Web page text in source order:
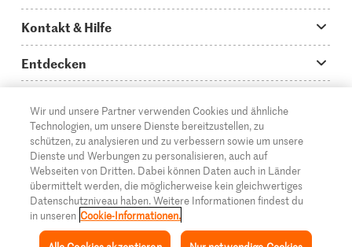
Was koche ich heute?
Hauptgerichte
Schnelle & einfache Rezepte
Apéro & Fingerfood
Backen
Rezepte für Familien & Kinder
Alle Rezeptkategorien
Storys
How to-Videos
Glossar
Migusto Login
Migusto Printmagazin
Wettbewerbe
Kontakt & Hilfe
Infos zum Kochen mit Migusto
Kontakt
Mediadaten Werbetreibende
Impressum
Rechtliche Hinweise
Entdecken
Supermarkt
Migros Online
Über die Migros
Filialen
Cumulus
© 2026 Migros-Genossenschafts-Bund
DE FR IT
Wir und unsere Partner verwenden Cookies und ähnliche
Technologien, um unsere Dienste bereitzustellen, zu
schützen, zu analysieren und zu verbessern sowie um unsere
Dienste und Werbungen zu personalisieren, auch auf
Webseiten von Dritten. Dabei können Daten auch in Länder
übermittelt werden, die möglicherweise kein gleichwertiges
Datenschutzniveau haben. Weitere Informationen findest du
in unseren Cookie-Informationen.